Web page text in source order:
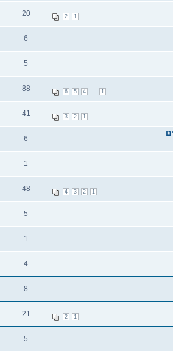
1
2
20
תגובות
6
5
תגובות
1
4
5
6
88
1
2
3
41
תגובות
6
1
תגובות
1
2
3
4
48
5
תגובות
1
4
תגובות
8
1
2
21
תגובות
5